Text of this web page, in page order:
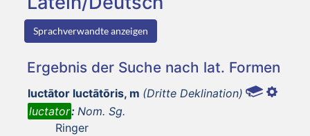
Sprachverwandte anzeigen
Ergebnis der Suche nach lat. Formen
luctātor luctātōris, m (Dritte Deklination)
luctator: Nom. Sg.
Ringer